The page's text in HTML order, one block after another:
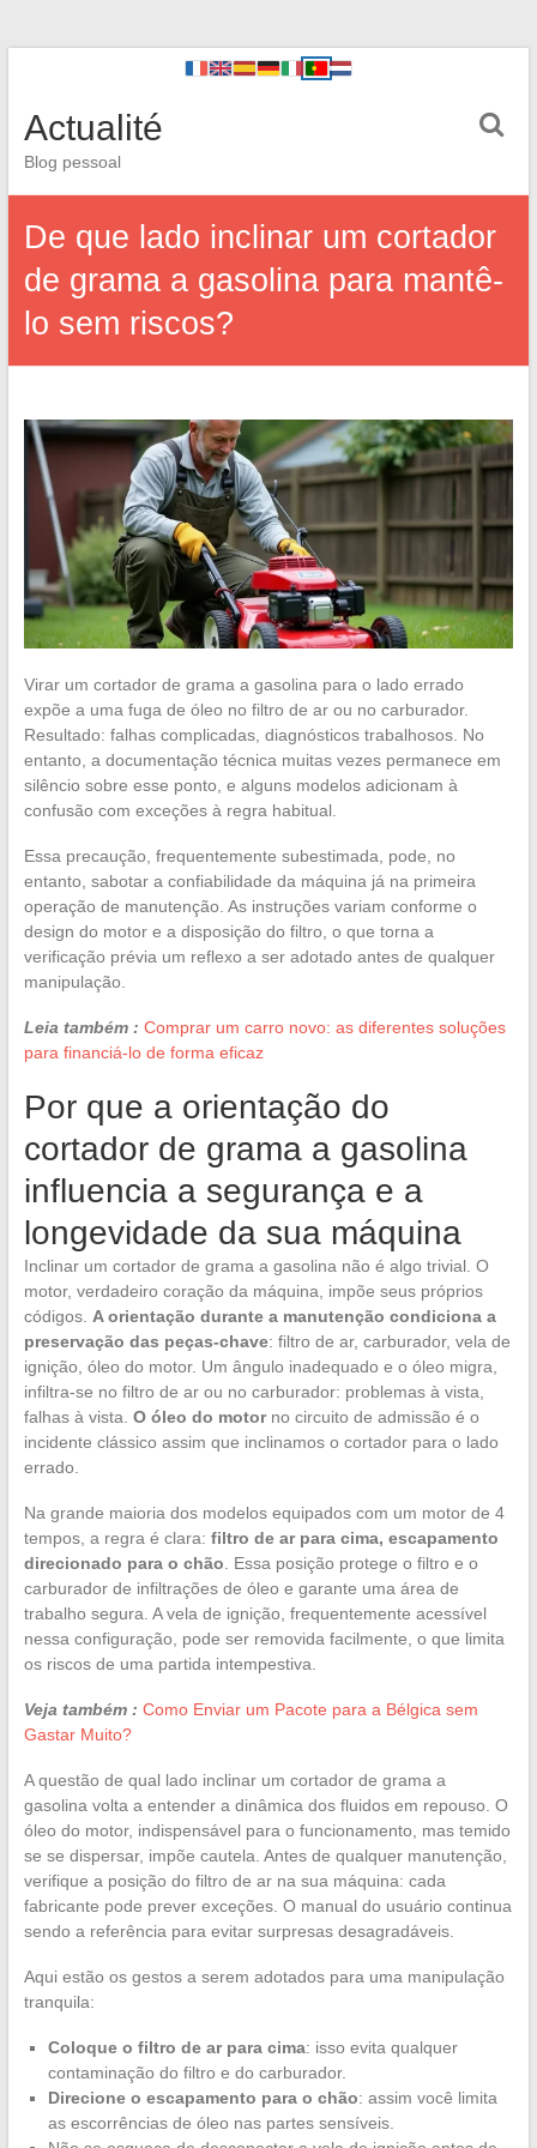
Actualité
Blog pessoal
De que lado inclinar um cortador
de grama a gasolina para mantê-
lo sem riscos?
Virar um cortador de grama a gasolina para o lado errado
expõe a uma fuga de óleo no filtro de ar ou no carburador.
Resultado: falhas complicadas, diagnósticos trabalhosos. No
entanto, a documentação técnica muitas vezes permanece em
silêncio sobre esse ponto, e alguns modelos adicionam à
confusão com exceções à regra habitual.
Essa precaução, frequentemente subestimada, pode, no
entanto, sabotar a confiabilidade da máquina já na primeira
operação de manutenção. As instruções variam conforme o
design do motor e a disposição do filtro, o que torna a
verificação prévia um reflexo a ser adotado antes de qualquer
manipulação.
Leia também : Comprar um carro novo: as diferentes soluções
para financiá-lo de forma eficaz
Por que a orientação do
cortador de grama a gasolina
influencia a segurança e a
longevidade da sua máquina
Inclinar um cortador de grama a gasolina não é algo trivial. O
motor, verdadeiro coração da máquina, impõe seus próprios
códigos. A orientação durante a manutenção condiciona a
preservação das peças-chave: filtro de ar, carburador, vela de
ignição, óleo do motor. Um ângulo inadequado e o óleo migra,
infiltra-se no filtro de ar ou no carburador: problemas à vista,
falhas à vista. O óleo do motorno circuito de admissão é o
incidente clássico assim que inclinamos o cortador para o lado
errado.
Na grande maioria dos modelos equipados com um motor de 4
tempos, a regra é clara: filtro de ar para cima, escapamento
direcionado para o chão . Essa posição protege o filtro e o
carburador de infiltrações de óleo e garante uma área de
trabalho segura. A vela de ignição, frequentemente acessível
nessa configuração, pode ser removida facilmente, o que limita
os riscos de uma partida intempestiva.
Veja também : Como Enviar um Pacote para a Bélgica sem
Gastar Muito?
A questão de qual lado inclinar um cortador de grama a
gasolina volta a entender a dinâmica dos fluidos em repouso. O
óleo do motor, indispensável para o funcionamento, mas temido
se se dispersar, impõe cautela. Antes de qualquer manutenção,
verifique a posição do filtro de ar na sua máquina: cada
fabricante pode prever exceções. O manual do usuário continua
sendo a referência para evitar surpresas desagradáveis.
Aqui estão os gestos a serem adotados para uma manipulação
tranquila:
Coloque o filtro de ar para cima: isso evita qualquer
contaminação do filtro e do carburador.
Direcione o escapamento para o chão: assim você limita
as escorrências de óleo nas partes sensíveis.